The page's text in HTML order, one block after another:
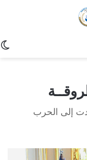
إلى الحرب